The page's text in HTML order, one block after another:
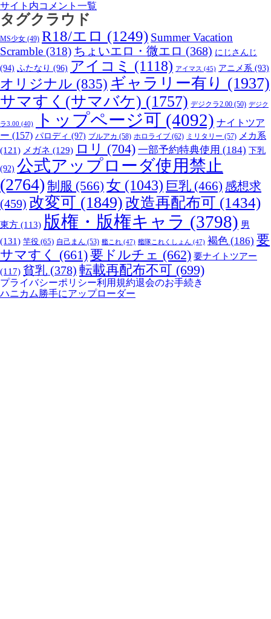
サイト内コメント一覧
タグクラウド
MS少女 (49) R18/エロ (1249) Summer Vacation
Scramble (318) ちょいエロ・微エロ (368) にじさんじ
(94) ふたなり (96) アイコミ (1118) アイマス (45) アニメ系 (93)
オリジナル (835) ギャラリー有り (1937)
サマすく(サマバケ) (1757) デジクラ2.00 (50) デジク
ラ3.00 (40) トップページ可 (4092) ナイトツア
ー (157) パロディ (97) ブルアカ (58) ホロライブ (62) ミリタリー (57) メカ系
(121) メガネ (129) ロリ (704) 一部予約特典使用 (184) 下乳
(92) 公式アップローダ使用禁止
(2764) 制服 (566) 女 (1043) 巨乳 (466) 感想求
(459) 改変可 (1849) 改造再配布可 (1434)
東方 (113) 版権・版権キャラ (3798) 男
(131) 竿役 (65) 自己まん (53) 艦これ (47) 艦隊これくしょん (47) 褐色 (186) 要
サマすく
(661)要ドルチェ (662) 要ナイトツアー
(117) 貧乳 (378) 転載再配布不可 (699)
プライバシーポリシー利用規約退会のお手続き
ハニカム勝手にアップローダー